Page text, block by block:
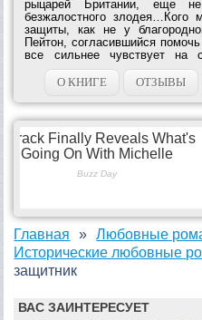
рыцарей Британии, еще
безжалостного
защиты, как не у
Пейтон, согласившийся
все сильнее чувствует на
молодой женщины – и
пылкую...О КНИГЕ ОТЗЫВЫ
Главная
Любовные
Исторические любовные
защитник